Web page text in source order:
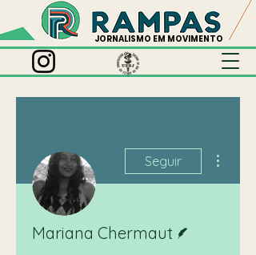
JORNALISMO EM MOVIMENTO
Seguir
Mariana Chermaut